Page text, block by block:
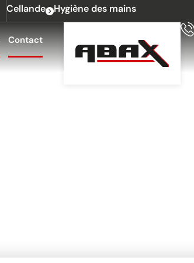
Cellande Hygiène des mains
Contact